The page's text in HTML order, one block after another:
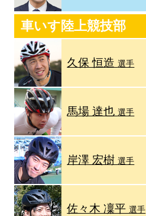
車いす陸上競技部
久保 恒造選手
馬場 達也選手
岸澤 宏樹選手
佐々木 凜平選手